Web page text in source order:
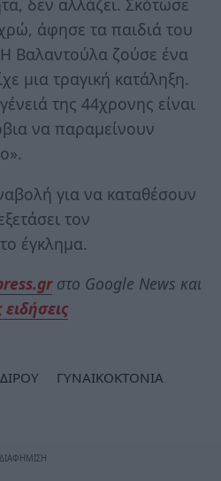
δεν αλλάζει. Σκότωσε
άφησε τα παιδιά του
Βαλαντούλα ζούσε ένα
μια τραγική κατάληξη.
της 44χρονης είναι
να παραμείνουν
για να καταθέσουν
τον
έγκλημα.
στο Google News και
ειδήσεις
ΓΥΝΑΙΚΟΚΤΟΝΙΑ